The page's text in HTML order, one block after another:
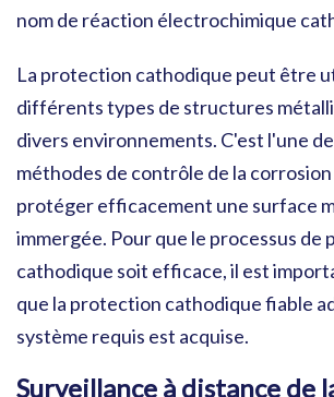
nom de réaction électrochimique
La protection cathodique peut être
différents types de structures
divers environnements. C'est l'une
méthodes de contrôle de la
protéger efficacement une surface
immergée. Pour que le processus de
cathodique soit efficace, il est
que la protection cathodique fiable
système requis est acquise.
Surveillance à distance de